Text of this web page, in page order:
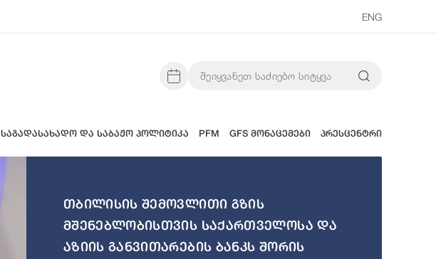
ENG
საგადასახადო და საბაჟო პოლიტიკა PFM GFS მონაცემები პრესცენტრი
თბილისის შემოვლითი გზის
მშენებლობისთვის საქართველოსა და
აზიის განვითარების ბანკს შორის